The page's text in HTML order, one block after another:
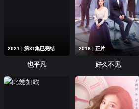
2021 | 第31集已完结
也平凡
2018 | 正片
好久不见